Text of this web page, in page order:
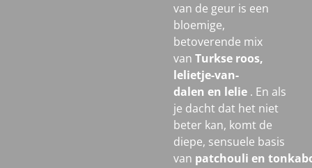
van de geur is een
bloemige,
betoverende mix
van Turkse roos,
lelietje-van-
dalen en lelie . En als
je dacht dat het niet
beter kan, komt de
diepe, sensuele basis
van patchouli en